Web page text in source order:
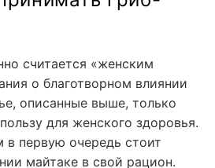
считается «женским
о благотворном влиянии
описанные выше, только
для женского здоровья.
первую очередь стоит
майтаке в свой рацион.